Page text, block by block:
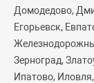
Домодедово,
Егорьевск,
Зерноград,
Ипатово,